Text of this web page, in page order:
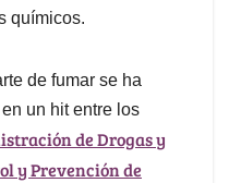
químicos.
de fumar se ha
un hit entre los
de Drogas y
y Prevención de